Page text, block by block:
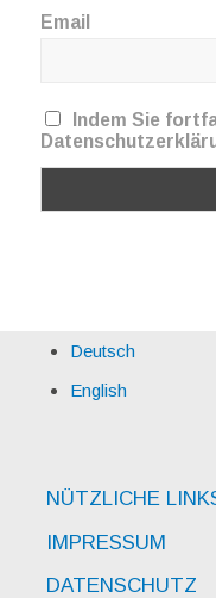
Email
Indem Sie
Deutsch
English
NÜTZLICHE
IMPRESSUM
DATENSCHUTZ